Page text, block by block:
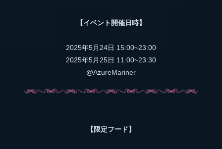
【イベント開催日時】
2025年5月24日 15:00~23:00
2025年5月25日 11:00~23:30
@AzureMariner
【限定フード】